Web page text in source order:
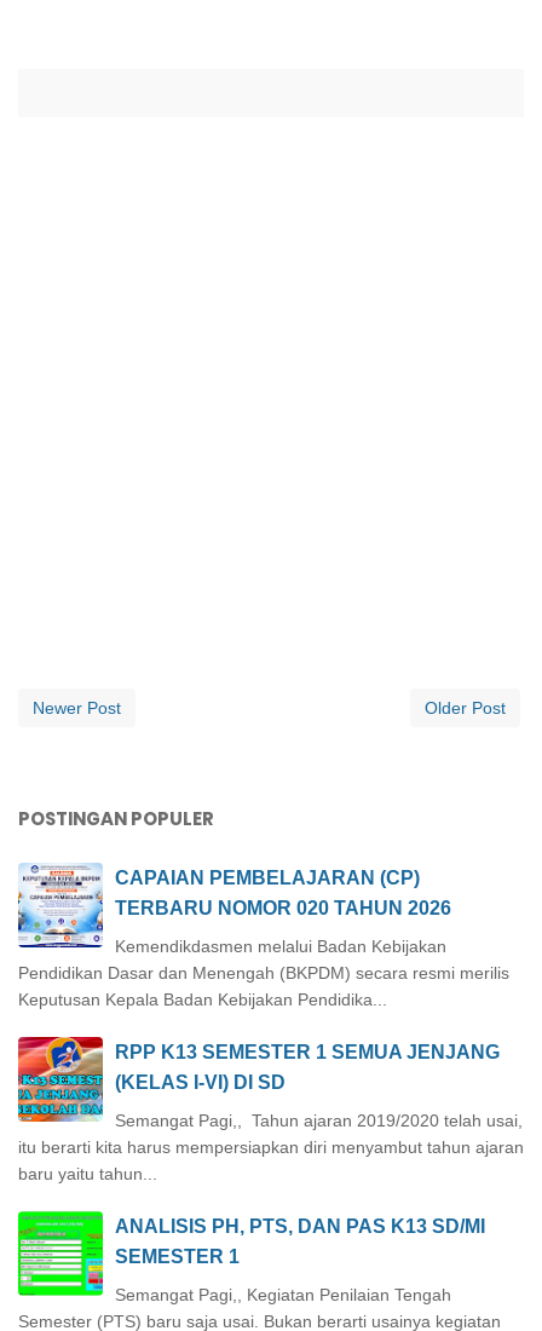
Newer Post Older Post
POSTINGAN POPULER
CAPAIAN PEMBELAJARAN (CP)
TERBARU NOMOR 020 TAHUN 2026
Kemendikdasmen melalui Badan Kebijakan
Pendidikan Dasar dan Menengah (BKPDM) secara resmi merilis
Keputusan Kepala Badan Kebijakan Pendidika...
RPP K13 SEMESTER 1 SEMUA JENJANG
(KELAS I-VI) DI SD
Semangat Pagi,, Tahun ajaran 2019/2020 telah usai,
itu berarti kita harus mempersiapkan diri menyambut tahun ajaran
baru yaitu tahun...
ANALISIS PH, PTS, DAN PAS K13 SD/MI
SEMESTER 1
Semangat Pagi,, Kegiatan Penilaian Tengah
Semester (PTS) baru saja usai. Bukan berarti usainya kegiatan